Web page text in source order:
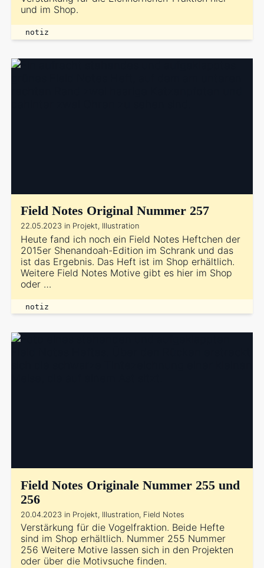
und im Shop.
notiz
Field Notes Original Nummer 257
22.05.2023 in Projekt, Illustration
Heute fand ich noch ein Field Notes Heftchen der
2015er Shenandoah-Edition im Schrank und das
ist das Ergebnis. Das Heft ist im Shop erhältlich.
Weitere Field Notes Motive gibt es hier im Shop
oder …
notiz
Field Notes Originale Nummer 255 und
256
20.04.2023 in Projekt, Illustration, Field Notes
Verstärkung für die Vogelfraktion. Beide Hefte
sind im Shop erhältlich. Nummer 255 Nummer
256 Weitere Motive lassen sich in den Projekten
oder über die Motivsuche finden.